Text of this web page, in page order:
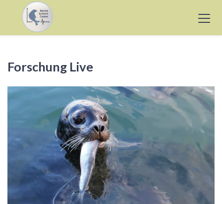
Forschung Live